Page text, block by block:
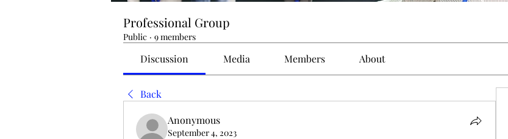
Professional Group
Public · 9 members
Discussion Media Members About
Back
Anonymous
September 4, 2023